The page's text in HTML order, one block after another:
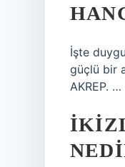
İşte
güçlü bir
AKREP.